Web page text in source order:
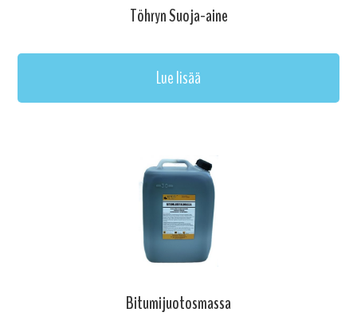
Töhryn Suoja-aine
Lue lisää
Bitumijuotosmassa